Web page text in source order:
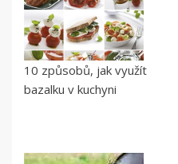
10 způsobů, jak využít
bazalku v kuchyni